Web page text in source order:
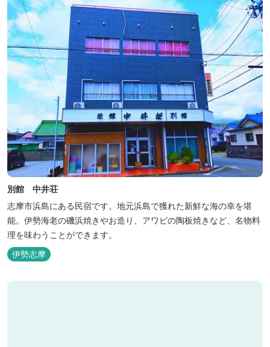
別館 中井荘
志摩市浜島にある民宿です。地元浜島で獲れた新鮮な海の幸を堪
能。伊勢海老の磯浜焼きやお造り、アワビの陶板焼きなど、名物料
理を味わうことができます。
伊勢志摩